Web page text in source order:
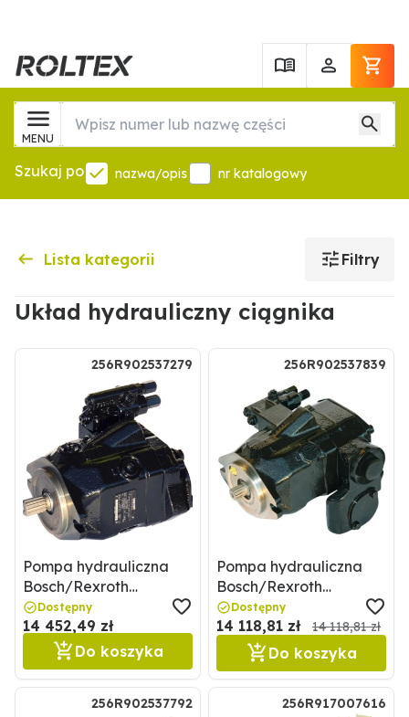
MENU
Szukaj po nazwa/opis nr katalogowy
Lista kategorii Filtry
Układ hydrauliczny ciągnika
256R902537279
Pompa hydrauliczna
Bosch/Rexroth
256R902537279
Dostępny
14 452,49 zł
Do koszyka
256R902537839
Pompa hydrauliczna
Bosch/Rexroth
256R902537839
Dostępny
14 118,81 zł 14 118,81 zł
Do koszyka
256R902537792 256R917007616